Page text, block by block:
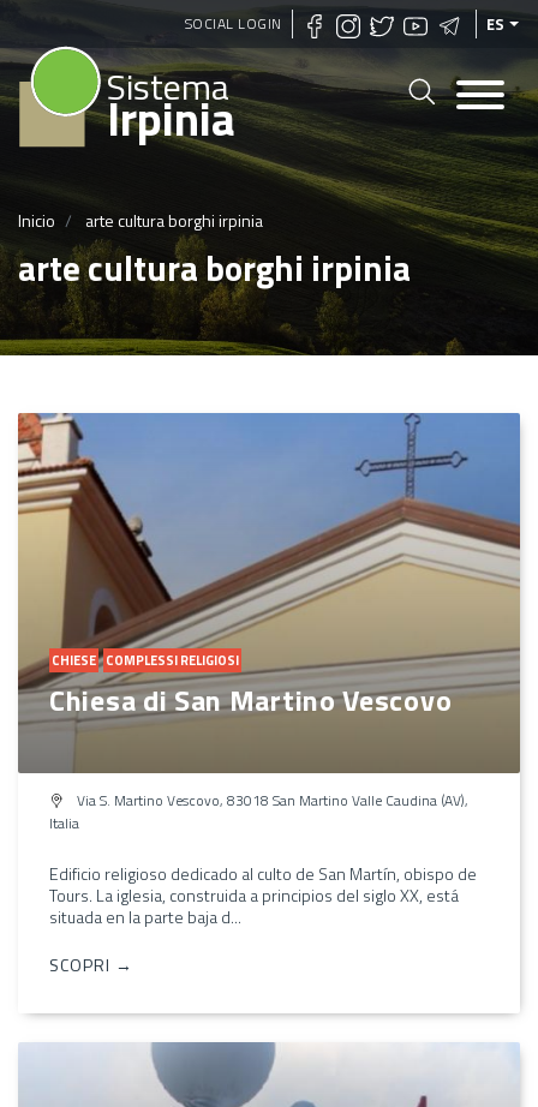
Pasar
al
contenido
principal
SOCIAL LOGIN ES
Sistema
Irpinia
Inicio arte cultura borghi irpinia
arte cultura borghi irpinia
CHIESE COMPLESSI RELIGIOSI
Chiesa di San Martino Vescovo
Via S. Martino Vescovo, 83018 San Martino Valle Caudina (AV),
Italia
Edificio religioso dedicado al culto de San Martín, obispo de
Tours. La iglesia, construida a principios del siglo XX, está
situada en la parte baja d...
SCOPRI →